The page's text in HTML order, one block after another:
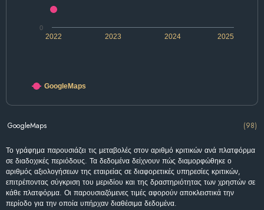
2022 2024
2023 2025
0
GoogleMaps
GoogleMaps (98)
Το γράφημα παρουσιάζει τις μεταβολές στον αριθμό κριτικών ανά πλατφόρμα
σε διαδοχικές περιόδους. Τα δεδομένα δείχνουν πώς διαμορφώθηκε ο
αριθμός αξιολογήσεων της εταιρείας σε διαφορετικές υπηρεσίες κριτικών,
επιτρέποντας σύγκριση του μεριδίου και της δραστηριότητας των χρηστών σε
κάθε πλατφόρμα. Οι παρουσιαζόμενες τιμές αφορούν αποκλειστικά την
περίοδο για την οποία υπήρχαν διαθέσιμα δεδομένα.